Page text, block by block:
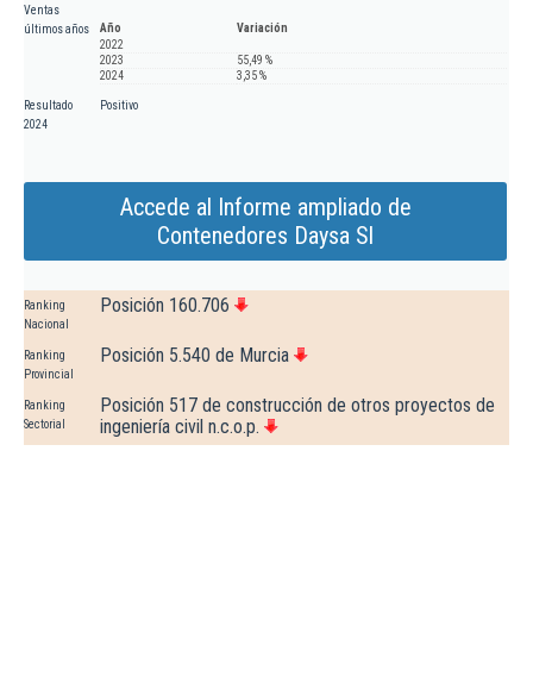
Ventas
últimos años
Año
Variación
2022
2023
55,49 %
2024
3,35 %
Resultado
2024
Positivo
Accede al Informe ampliado de
Contenedores Daysa Sl
Ranking
Nacional
Posición 160.706
Ranking
Provincial
Posición 5.540 de Murcia
Ranking
Sectorial
Posición 517 de construcción de otros proyectos de
ingeniería civil n.c.o.p.